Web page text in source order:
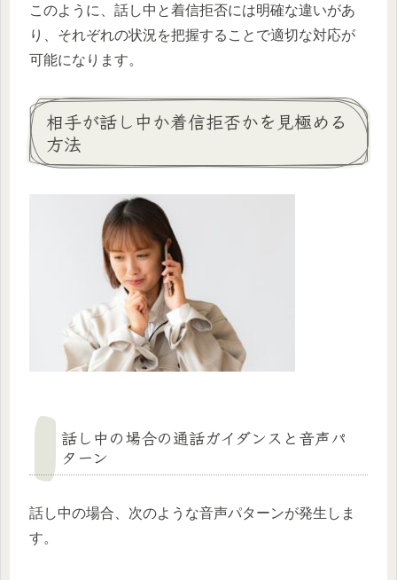
このように、話し中と着信拒否には明確な違いがあ
り、それぞれの状況を把握することで適切な対応が
可能になります。
相手が話し中か着信拒否かを見極める
方法
話し中の場合の通話ガイダンスと音声パ
ターン
話し中の場合、次のような音声パターンが発生しま
す。